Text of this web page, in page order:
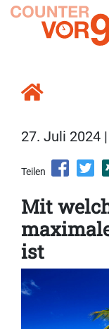
27. Juli 2024
Teilen
Mit
ist